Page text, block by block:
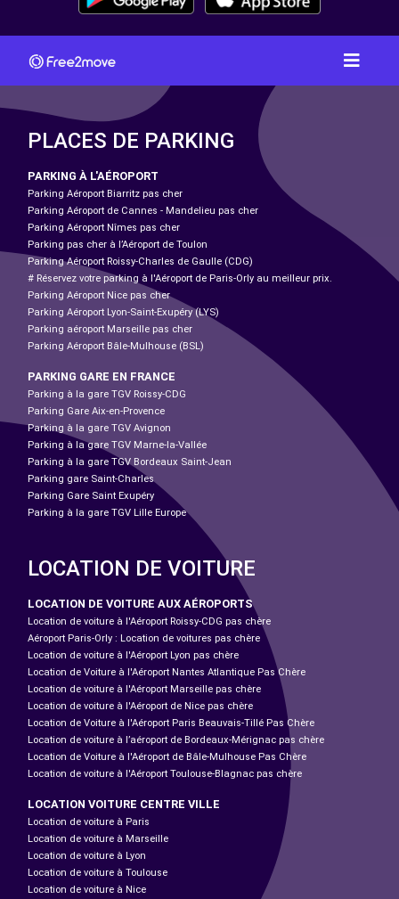
PLACES DE PARKING
PARKING À L'AÉROPORT
Parking Aéroport Biarritz pas cher
Parking Aéroport de Cannes - Mandelieu pas cher
Parking Aéroport Nîmes pas cher
Parking pas cher à l’Aéroport de Toulon
Parking Aéroport Roissy-Charles de Gaulle (CDG)
# Réservez votre parking à l'Aéroport de Paris-Orly au meilleur prix.
Parking Aéroport Nice pas cher
Parking Aéroport Lyon-Saint-Exupéry (LYS)
Parking aéroport Marseille pas cher
Parking Aéroport Bâle-Mulhouse (BSL)
PARKING GARE EN FRANCE
Parking à la gare TGV Roissy-CDG
Parking Gare Aix-en-Provence
Parking à la gare TGV Avignon
Parking à la gare TGV Marne-la-Vallée
Parking à la gare TGV Bordeaux Saint-Jean
Parking gare Saint-Charles
Parking Gare Saint Exupéry
Parking à la gare TGV Lille Europe
LOCATION DE VOITURE
LOCATION DE VOITURE AUX AÉROPORTS
Location de voiture à l'Aéroport Roissy-CDG pas chère
Aéroport Paris-Orly : Location de voitures pas chère
Location de voiture à l'Aéroport Lyon pas chère
Location de Voiture à l'Aéroport Nantes Atlantique Pas Chère
Location de voiture à l'Aéroport Marseille pas chère
Location de voiture à l'Aéroport de Nice pas chère
Location de Voiture à l'Aéroport Paris Beauvais-Tillé Pas Chère
Location de voiture à l’aéroport de Bordeaux-Mérignac pas chère
Location de Voiture à l'Aéroport de Bâle-Mulhouse Pas Chère
Location de voiture à l'Aéroport Toulouse-Blagnac pas chère
LOCATION VOITURE CENTRE VILLE
Location de voiture à Paris
Location de voiture à Marseille
Location de voiture à Lyon
Location de voiture à Toulouse
Location de voiture à Nice